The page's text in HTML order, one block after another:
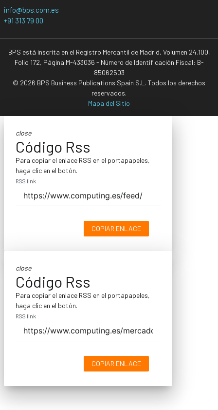
info@bps.com.es
+91 313 79 00
BPS está inscrita en el Registro Mercantil de Madrid, Volumen 24.100,
Folio 172, Página M-433036 - Número de Identificación Fiscal: B-
85062503
© 2026 BPS Business Publications Spain S.L. Todos los derechos
reservados.
Mapa del Sitio
close
Código Rss
Para copiar el enlace RSS en el portapapeles,
haga clic en el botón.
RSS link
COPIAR ENLACE
close
Código Rss
Para copiar el enlace RSS en el portapapeles,
haga clic en el botón.
RSS link
COPIAR ENLACE